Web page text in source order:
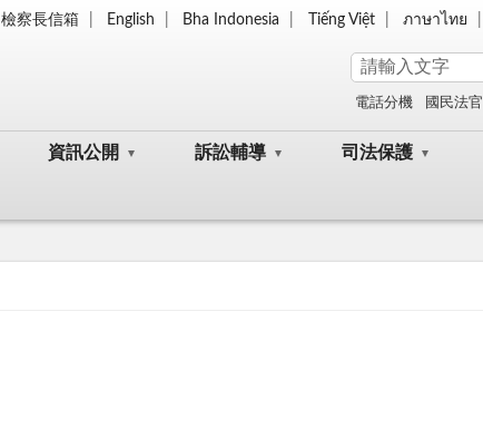
檢察長信箱 English Bha Indonesia Tiếng Việt ภาษาไทย
電話分機 國民法官
資訊公開 訴訟輔導 司法保護